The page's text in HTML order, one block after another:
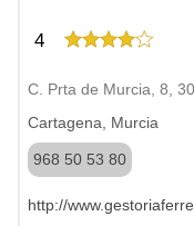
4
C. Prta de Murcia, 8,
Cartagena, Murcia
968 50 53 80
http://